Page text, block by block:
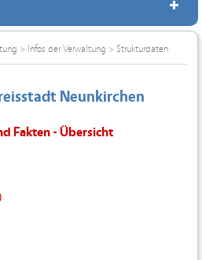
> Infos der Verwaltung > Strukturdaten
Neunkirchen
Fakten - Übersicht